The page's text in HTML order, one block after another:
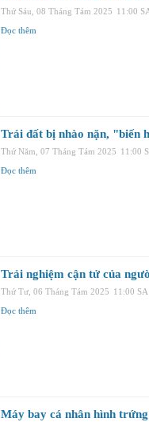
Thứ Sáu, 08 Tháng Tám 2025 11:00
Đọc thêm
Trái đất bị nhào nặn, "biến
Thứ Năm, 07 Tháng Tám 2025 11:00
Đọc thêm
Trải nghiệm cận tử của
Thứ Tư, 06 Tháng Tám 2025 11:00 SA
Đọc thêm
Máy bay cá nhân hình